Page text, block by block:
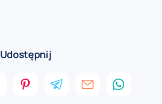
Udostępnij